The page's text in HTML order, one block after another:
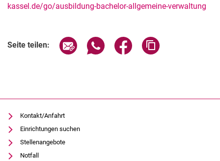
kassel.de/go/ausbildung-bachelor-allgemeine-verwaltung
Seite teilen: Seite über E-Mail teilen
Seite über WhatsApp teilen
Seite über Facebook
Kontakt/Anfahrt
Einrichtungen suchen
Stellenangebote
Notfall